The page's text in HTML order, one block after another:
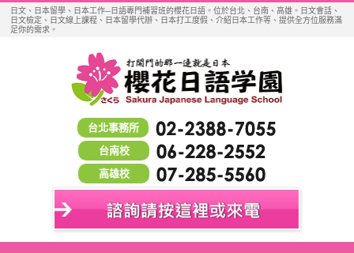
日文、日本留學、日本工作─日語專門補習班的櫻花日語。位於台北、台南、高雄。日文會話、
日文檢定、日文線上課程、日本留學代辦、日本打工度假、介紹日本工作等、提供全方位服務滿
足你的需求。
台北事務所
台南校
高雄校